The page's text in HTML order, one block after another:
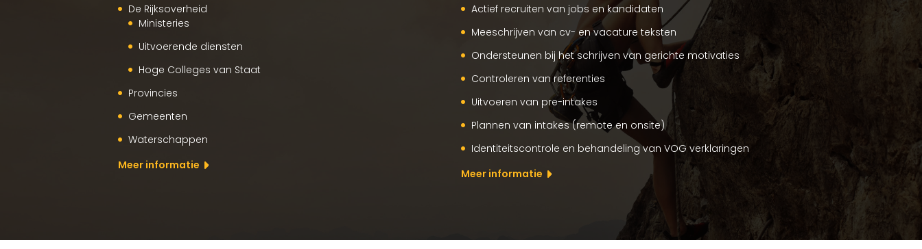
De Rijksoverheid
Ministeries
Uitvoerende diensten
Hoge Colleges van Staat
Provincies
Gemeenten
Waterschappen
Meer informatie
Actief recruiten van jobs en kandidaten
Meeschrijven van cv- en vacature teksten
Ondersteunen bij het schrijven van gerichte motivaties
Controleren van referenties
Uitvoeren van pre-intakes
Plannen van intakes (remote en onsite)
Identiteitscontrole en behandeling van VOG verklaringen
Meer informatie